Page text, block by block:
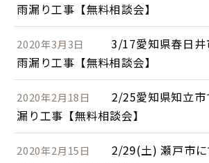
雨漏り工事【無料相談会】
2020年3月3日
3/17愛知県春日井
雨漏り工事【無料相談会】
2020年2月18日
2/25愛知県知立
漏り工事【無料相談会】
2020年2月15日
2/29(土) 瀬戸市